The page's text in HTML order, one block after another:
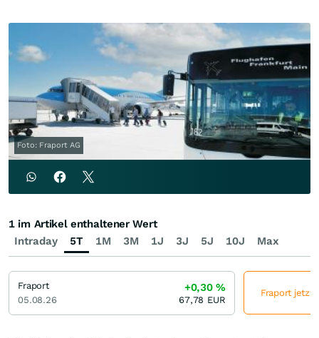
Foto: Fraport AG
Intraday 5T 1M 3M 1J 3J 5J 10J Max
1 im Artikel enthaltener Wert
Fraport
05.08.26
+0,30%
67,78 EUR
Fraport jetzt